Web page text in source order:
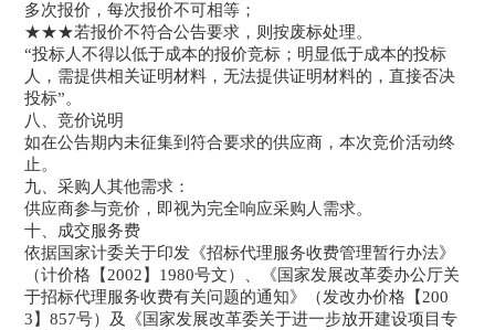
多次报价，每次报价不可相等；
★★★若报价不符合公告要求，则按废标处理。
“投标人不得以低于成本的报价竞标；明显低于成本的投标
人，需提供相关证明材料，无法提供证明材料的，直接否决
投标”。
八、竞价说明
如在公告期内未征集到符合要求的供应商，本次竞价活动终
止。
九、采购人其他需求：
供应商参与竞价，即视为完全响应采购人需求。
十、成交服务费
依据国家计委关于印发《招标代理服务收费管理暂行办法》
（计价格【2002】1980号文）、《国家发展改革委办公厅关
于招标代理服务收费有关问题的通知》（发改办价格【200
3】857号）及《国家发展改革委关于进一步放开建设项目专